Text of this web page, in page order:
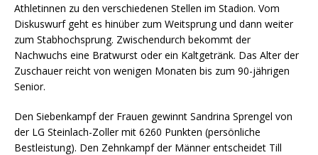
Athletinnen zu den verschiedenen Stellen im Stadion. Vom
Diskuswurf geht es hinüber zum Weitsprung und dann weiter
zum Stabhochsprung. Zwischendurch bekommt der
Nachwuchs eine Bratwurst oder ein Kaltgetränk. Das Alter der
Zuschauer reicht von wenigen Monaten bis zum 90-jährigen
Senior.
Den Siebenkampf der Frauen gewinnt Sandrina Sprengel von
der LG Steinlach-Zoller mit 6260 Punkten (persönliche
Bestleistung). Den Zehnkampf der Männer entscheidet Till